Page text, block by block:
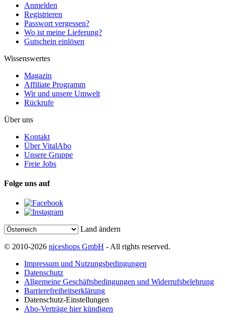
Anmelden
Registrieren
Passwort vergessen?
Wo ist meine Lieferung?
Gutschein einlösen
Wissenswertes
Magazin
Affiliate Programm
Wir und unsere Umwelt
Rückrufe
Über uns
Kontakt
Über VitalAbo
Unsere Gruppe
Freie Jobs
Folge uns auf
Land ändern
© 2010-2026 niceshops GmbH - All rights reserved.
Impressum und Nutzungsbedingungen
Datenschutz
Allgemeine Geschäftsbedingungen und Widerrufsbelehrung
Barrierefreiheitserklärung
Datenschutz-Einstellungen
Abo-Verträge hier kündigen